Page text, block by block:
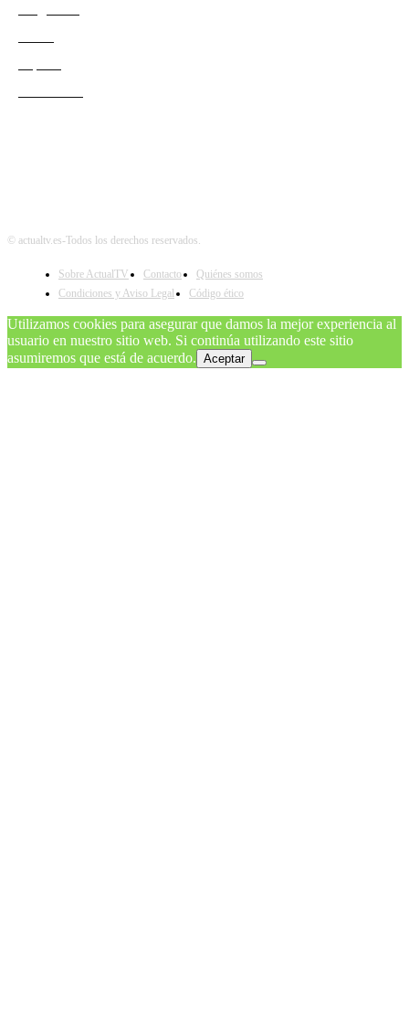
© actualtv.es-Todos los derechos reservados.
Sobre ActualTV Contacto
Quiénes somos
Condiciones y Aviso Legal
Código ético
Utilizamos cookies para asegurar que damos la mejor experiencia al
usuario en nuestro sitio web. Si continúa utilizando este sitio
asumiremos que está de acuerdo. Aceptar